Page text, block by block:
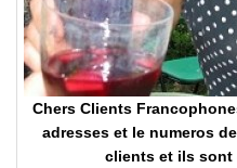
Chers Clients
adresses et le numeros
clients et ils sont